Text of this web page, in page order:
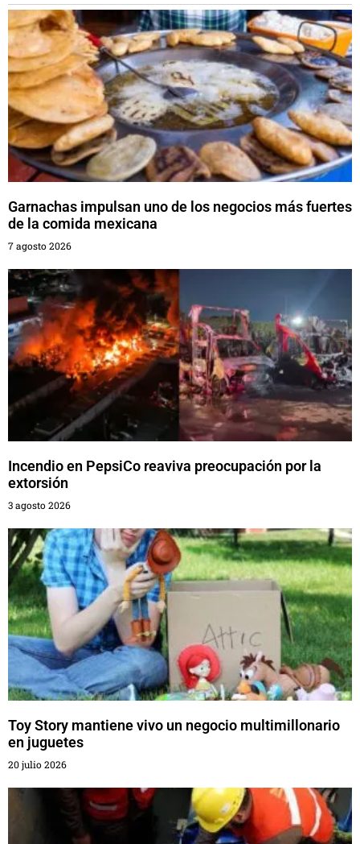
Garnachas impulsan uno de los negocios más fuertes
de la comida mexicana
7 agosto 2026
Incendio en PepsiCo reaviva preocupación por la
extorsión
3 agosto 2026
Toy Story mantiene vivo un negocio multimillonario
en juguetes
20 julio 2026